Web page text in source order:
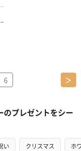
6 ＞
プレゼントをシー
い クリスマス ホ